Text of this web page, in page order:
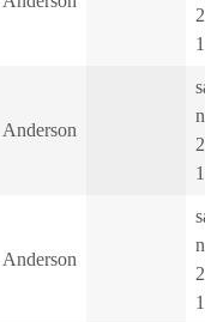
Anderson
Anderson